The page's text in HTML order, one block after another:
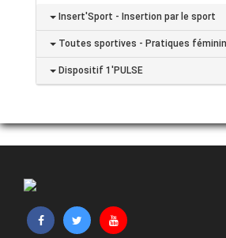
Insert'Sport - Insertion par le sport
Toutes sportives - Pratiques
Dispositif 1'PULSE